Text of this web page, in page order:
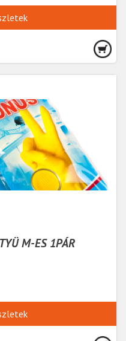
M-ES 1PÁR